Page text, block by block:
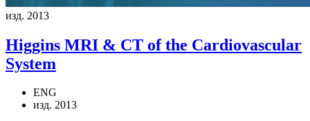
изд. 2013
Higgins MRI & CT of the Cardiovascular
System
ENG
изд. 2013